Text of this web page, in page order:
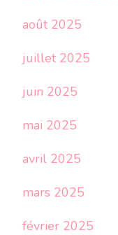
août 2025
juillet 2025
juin 2025
mai 2025
avril 2025
mars 2025
février 2025